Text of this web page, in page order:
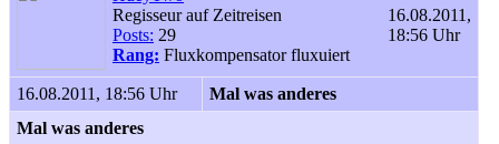
Regisseur auf Zeitreisen
Posts: 29
Rang: Fluxkompensator fluxuiert
16.08.2011,
18:56 Uhr
16.08.2011, 18:56 Uhr
Mal was anderes
Mal was anderes